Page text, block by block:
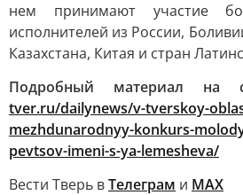
нем принимают участие
исполнителей из России,
Казахстана, Китая и стран
Подробный материал на
tver.ru/dailynews/v-tverskoy-
mezhdunarodnyy-konkurs-
pevtsov-imeni-s-ya-lemesheva/
Вести Тверь вТелеграм и МАХ